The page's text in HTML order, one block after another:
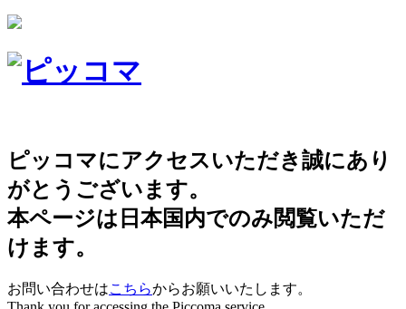
ピッコマにアクセスいただき誠にあり
がとうございます。
本ページは日本国内でのみ閲覧いただ
けます。
お問い合わせはこちらからお願いいたします。